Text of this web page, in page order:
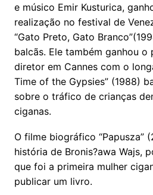
e músico Emir Kusturica,
realização no festival de
“Gato Preto, Gato
balcãs. Ele também ganhou o
diretor em Cannes com o
Time of the Gypsies” (1988)
sobre o tráfico de crianças
ciganas.
O filme biográfico “Papusza”
história de Bronis?awa Wajs,
que foi a primeira mulher
publicar um livro.